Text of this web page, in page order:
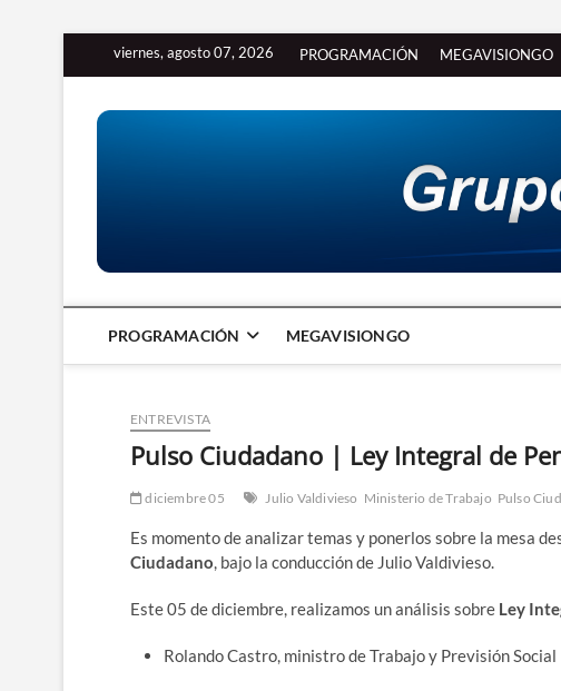
viernes, agosto 07, 2026 PROGRAMACIÓN MEGAVISIONGO
PROGRAMACIÓN MEGAVISIONGO
ENTREVISTA
Pulso Ciudadano | Ley Integral de
diciembre 05 Julio Valdivieso Ministerio de Trabajo Pulso
Es momento de analizar temas y ponerlos sobre la mesa
Ciudadano, bajo la conducción de Julio Valdivieso.
Este 05 de diciembre, realizamos un análisis sobre Ley
Rolando Castro, ministro de Trabajo y Previsión Social